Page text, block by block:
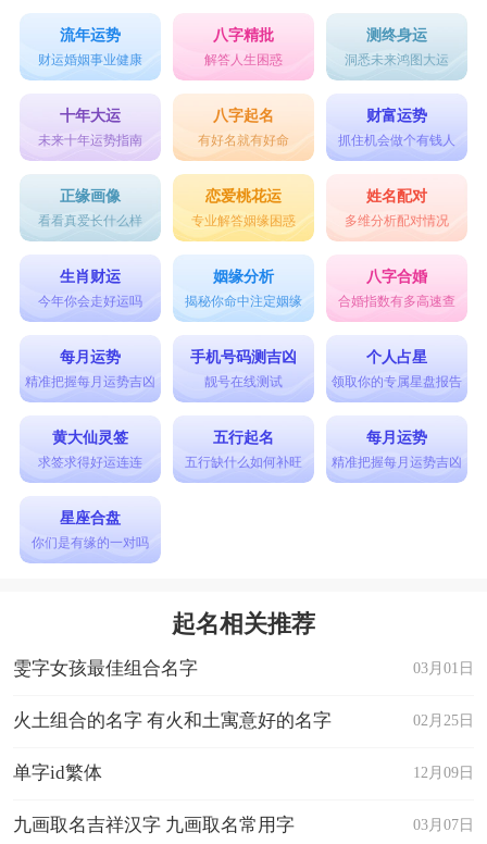
流年运势
财运婚姻事业健康
八字精批
解答人生困惑
测终身运
洞悉未来鸿图大运
十年大运
未来十年运势指南
八字起名
有好名就有好命
财富运势
抓住机会做个有钱人
正缘画像
看看真爱长什么样
恋爱桃花运
专业解答姻缘困惑
姓名配对
多维分析配对情况
生肖财运
今年你会走好运吗
姻缘分析
揭秘你命中注定姻缘
八字合婚
合婚指数有多高速查
每月运势
精准把握每月运势吉凶
手机号码测吉凶
靓号在线测试
个人占星
领取你的专属星盘报告
黄大仙灵签
求签求得好运连连
五行起名
五行缺什么如何补旺
每月运势
精准把握每月运势吉凶
星座合盘
你们是有缘的一对吗
起名相关推荐
03月01日
雯字女孩最佳组合名字
02月25日
火土组合的名字 有火和土寓意好的名字
12月09日
单字id繁体
03月07日
九画取名吉祥汉字 九画取名常用字